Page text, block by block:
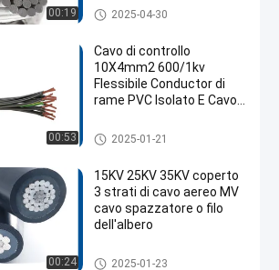
00:19
cavo primario e
secondario
Conduttore di alluminio nudo
2025-04-30
00:53
Cavo di controllo
10X4mm2 600/1kv
Flessibile Conductor di
rame PVC Isolato E Cavo
Cavo di controllo elettrico
2025-01-21
00:24
15KV 25KV 35KV coperto
3 strati di cavo aereo MV
cavo spazzatore o filo
dell'albero
Cavo isolato sopraelevato
2025-01-23